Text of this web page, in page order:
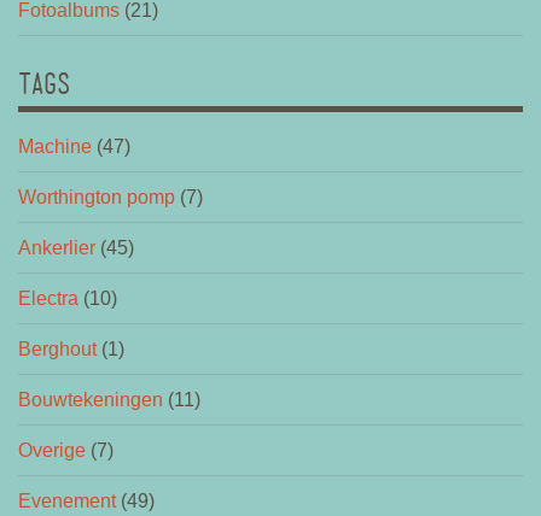
Fotoalbums (21)
TAGS
Machine (47)
Worthington pomp (7)
Ankerlier (45)
Electra (10)
Berghout(1)
Bouwtekeningen (11)
Overige (7)
Evenement(49)